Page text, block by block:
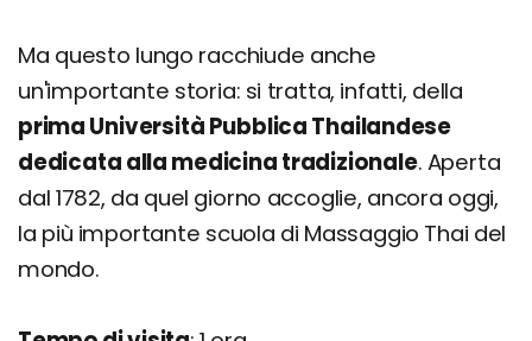
Ma questo lungo racchiude anche
un'importante storia: si tratta, infatti, della
prima Università Pubblica Thailandese
dedicata alla medicina tradizionale. Aperta
dal 1782, da quel giorno accoglie, ancora oggi,
la più importante scuola di Massaggio Thai del
mondo.